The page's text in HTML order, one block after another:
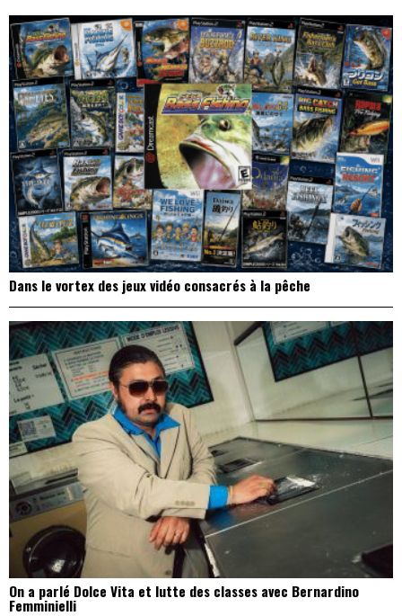
Dans le vortex des jeux vidéo consacrés à la pêche
On a parlé Dolce Vita et lutte des classes avec Bernardino
Femminielli